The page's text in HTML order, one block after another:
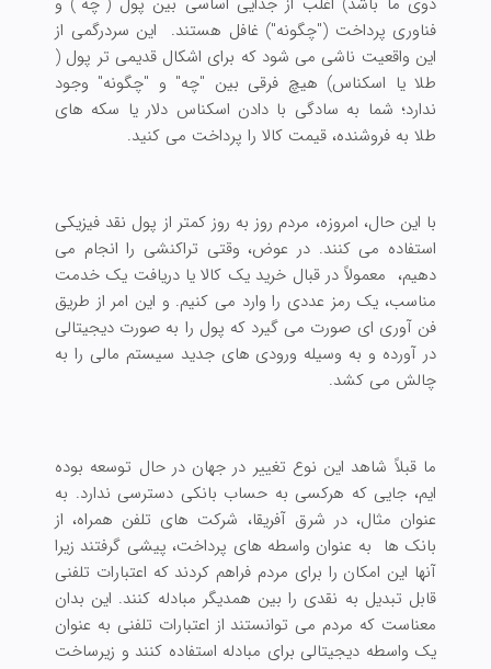
فناوری پرداخت ("چگونه") غافل هستند. این سردرگمی از
این واقعیت ناشی می شود که برای اشکال قدیمی تر پول (
طلا یا اسکناس) هیچ فرقی بین "چه" و "چگونه" وجود
ندارد؛ شما به سادگی با دادن اسکناس دلار یا سکه های
طلا به فروشنده، قیمت کالا را پرداخت می کنید.
با این حال، امروزه، مردم روز به روز کمتر از پول نقد فیزیکی
استفاده می کنند. در عوض، وقتی تراکنشی را انجام می
دهیم، معمولاً در قبال خرید یک کالا یا دریافت یک خدمت
مناسب، یک رمز عددی را وارد می کنیم. و این امر از طریق
فن آوری ای صورت می گیرد که پول را به صورت دیجیتالی
در آورده و به وسیله ورودی های جدید سیستم مالی را به
چالش می کشد.
ما قبلاً شاهد این نوع تغییر در جهان در حال توسعه بوده
ایم، جایی که هرکسی به حساب بانکی دسترسی ندارد. به
عنوان مثال، در شرق آفریقا، شرکت های تلفن همراه، از
بانک ها به عنوان واسطه های پرداخت، پیشی گرفتند زیرا
آنها این امکان را برای مردم فراهم کردند که اعتبارات تلفنی
قابل تبدیل به نقدی را بین همدیگر مبادله کنند. این بدان
معناست که مردم می توانستند از اعتبارات تلفنی به عنوان
یک واسطه دیجیتالی برای مبادله استفاده کنند و زیرساخت